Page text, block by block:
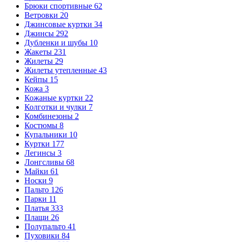
Брюки спортивные 62
Ветровки 20
Джинсовые куртки 34
Джинсы 292
Дубленки и шубы 10
Жакеты 231
Жилеты 29
Жилеты утепленные 43
Кейпы 15
Кожа 3
Кожаные куртки 22
Колготки и чулки 7
Комбинезоны 2
Костюмы 8
Купальники 10
Куртки 177
Легинсы 3
Лонгсливы 68
Майки 61
Носки 9
Пальто 126
Парки 11
Платья 333
Плащи 26
Полупальто 41
Пуховики 84